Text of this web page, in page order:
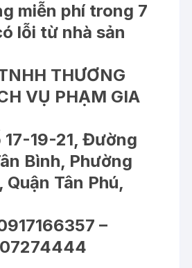
miễn phí trong 7
lỗi từ nhà sản
THƯƠNG
VỤ PHẠM GIA
19-21, Đường
Bình, Phường
Quận Tân Phú,
–